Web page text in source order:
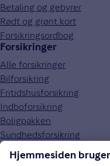
Betaling og gebyrer
Rødt og grønt kort
Forsikringsordbog
Forsikringer
Alle forsikringer
Bilforsikring
Fritidshusforsikring
Indboforsikring
Boligpakken
Sundhedsforsikring
Om Gjensidige